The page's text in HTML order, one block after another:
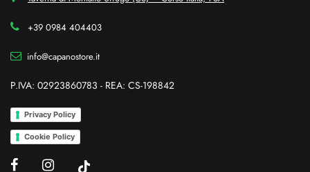
+39 0984 404403
info@capanostore.it
P.IVA: 02923860783 - REA: CS-198842
Privacy Policy
Cookie Policy